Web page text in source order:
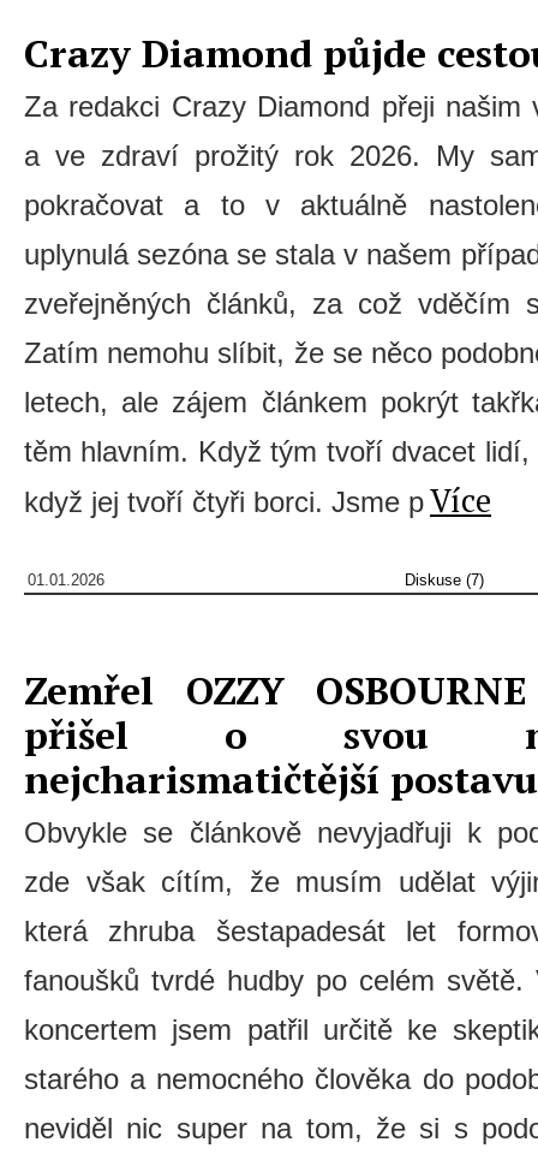
Crazy Diamond půjde
Za redakci Crazy Diamond přeji našim
a ve zdraví prožitý rok 2026. My
pokračovat a to v aktuálně
uplynulá sezóna se stala v našem
zveřejněných článků, za což vděčím
Zatím nemohu slíbit, že se něco
letech, ale zájem článkem pokrýt
těm hlavním. Když tým tvoří dvacet
když jej tvoří čtyři borci. Jsme pVíce
01.01.2026 Diskuse (7)
Zemřel OZZY
přišel o svou
nejcharismatičtější
Obvykle se článkově nevyjadřuji k
zde však cítím, že musím udělat
která zhruba šestapadesát let
fanoušků tvrdé hudby po celém
koncertem jsem patřil určitě ke
starého a nemocného člověka do
neviděl nic super na tom, že si s